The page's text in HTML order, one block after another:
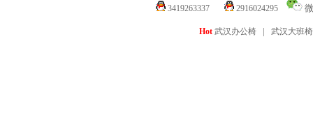
3419263337 2916024295
Hot 武汉办公椅 | 武汉大班椅